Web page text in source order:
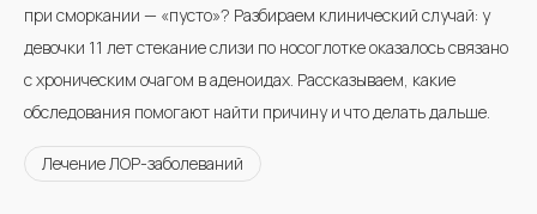
при сморкании — «пусто»? Разбираем клинический случай: у
девочки 11 лет стекание слизи по носоглотке оказалось связано
с хроническим очагом в аденоидах. Рассказываем, какие
обследования помогают найти причину и что делать дальше.
Лечение ЛОР-заболеваний